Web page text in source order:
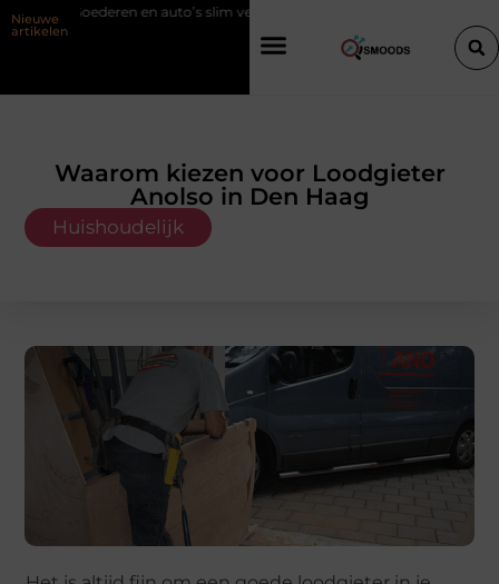
Nieuwe
artikelen
Goederen en auto’s slim verplaatsen met twee liften naast elkaar
Waarom kiezen voor Loodgieter
Anolso in Den Haag
Huishoudelijk